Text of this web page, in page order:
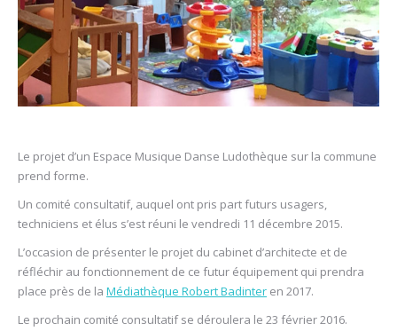
Le projet d’un Espace Musique Danse Ludothèque sur la commune
prend forme.
Un comité consultatif, auquel ont pris part futurs usagers,
techniciens et élus s’est réuni le vendredi 11 décembre 2015.
L’occasion de présenter le projet du cabinet d’architecte et de
réfléchir au fonctionnement de ce futur équipement qui prendra
place près de la Médiathèque Robert Badinter en 2017.
Le prochain comité consultatif se déroulera le 23 février 2016.